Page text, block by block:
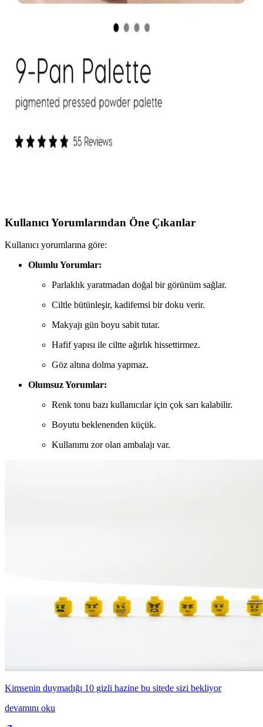
Doğal Dudaklar İçin Uygun Seçenek
Mac XIMAL Silky Matte Ruj, yüksek pigmentasyon ve doğal
ambalajıyla öne çıkan şık bir makyaj ürünüdür.
Performansı ve Kullanıcı Deneyimleri
Kullanıcı Yorumlarından Öne Çıkanlar
Kullanıcı yorumlarına göre:
Olumlu Yorumlar:
Parlaklık yaratmadan doğal bir görünüm sağlar.
Ciltle bütünleşir, kadifemsi bir doku verir.
Makyajı gün boyu sabit tutar.
Hafif yapısı ile ciltte ağırlık hissettirmez.
Göz altına dolma yapmaz.
Olumsuz Yorumlar:
Renk tonu bazı kullanıcılar için çok sarı kalabilir.
Boyutu beklenenden küçük.
Kullanımı zor olan ambalajı var.
Kimsenin duymadığı 10 gizli hazine bu sitede sizi bekliyor
devamını oku